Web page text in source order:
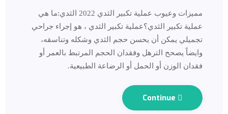
مميزات وعيوب عملية تكبير الثدي 2022 ‎الثدي:ما هي
عملية تكبير الثدي؟عملية تكبير الثدي ، هو إجراء جراحي
تجميلي يمكن أن يحسن حجم الثدي وشكله وتناسقه،
وايضاً يصحح الترهل وفقدان الحجم المرتبط بالعمر أو
فقدان الوزن أو الحمل أو الرضاعة الطبيعية.
Continue